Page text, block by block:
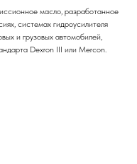
масло, разработанное
системах гидроусилителя
и грузовых автомобилей,
Dexron III или Mercon.